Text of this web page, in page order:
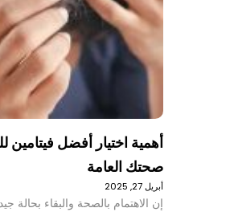
أهمية اختيار أفضل
صحتك العامة
أبريل 27, 2025
إن الاهتمام بالصحة والبقاء بحالة